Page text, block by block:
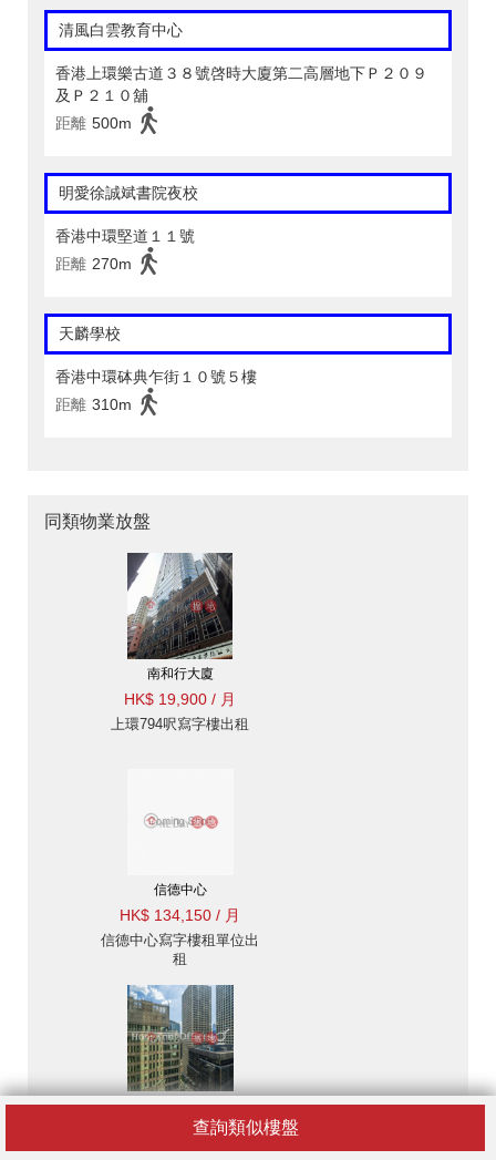
查詢類似樓盤
清風白雲教育中心
香港上環樂古道３８號啓時大廈第二高層地下Ｐ２０９
及Ｐ２１０舖
距離 500m
明愛徐誠斌書院夜校
香港中環堅道１１號
距離 270m
天麟學校
香港中環砵典乍街１０號５樓
距離 310m
同類物業放盤
南和行大廈
HK$ 19,900 / 月
上環794呎寫字樓出租
信德中心
HK$ 134,150 / 月
信德中心寫字樓租單位出
租
娛樂行
HK$ 71,680 / 月
娛樂行寫字樓租單位出租